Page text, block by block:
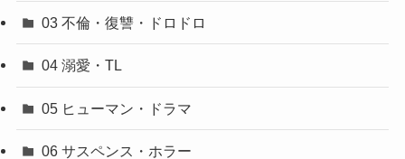
03 不倫・復讐・ドロドロ
04 溺愛・TL
05 ヒューマン・ドラマ
06 サスペンス・ホラー